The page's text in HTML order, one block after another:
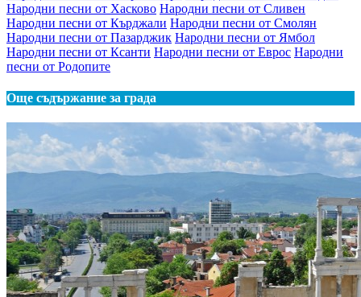
Народни песни от Хасково Народни песни от Сливен
Народни песни от Кърджали Народни песни от Смолян
Народни песни от Пазарджик Народни песни от Ямбол
Народни песни от Ксанти Народни песни от Еврос Народни
песни от Родопите
Още съдържание за града